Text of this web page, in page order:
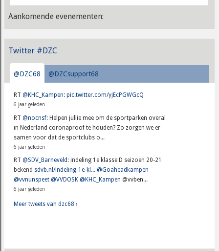
Aankomende evenementen:
Twitter #DZC
@DZC68 @DZCsupport68
RT@KHC_Kampen:pic.twitter.com/yjEcPGWGcQ
6 jaar geleden
RT@nocnsf: Helpen jullie mee om de sportparken overal
in Nederland coronaproof te houden? Zo zorgen we er
samen voor dat de sportclubs o...
6 jaar geleden
RT@SDV_Barneveld : indeling 1e klasse D seizoen 20-21
bekend sdvb.nl/indeling-1e-kl... @Goaheadkampen
@vvnunspeet @VVDOSK @KHC_Kampen @vvben...
6 jaar geleden
Meer tweets van dzc68 ›